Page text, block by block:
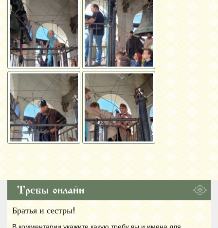
Требы онлайн
Братья и сестры!
В комментарии укажите какую требу вы и имена для